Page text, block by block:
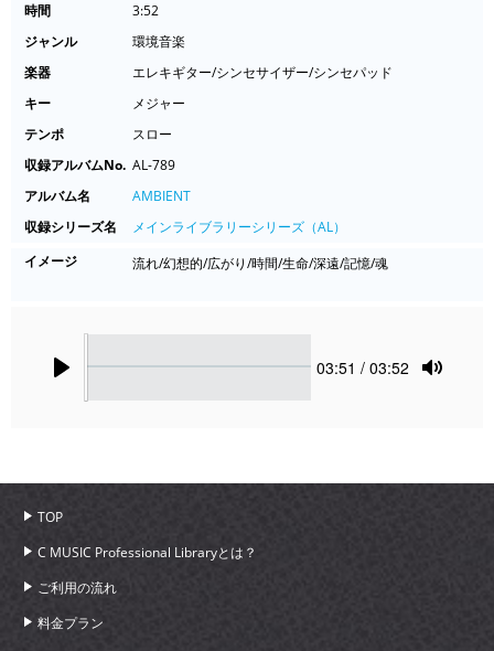
時間
3:52
ジャンル
環境音楽
楽器
エレキギター/シンセサイザー/シンセパッド
キー
メジャー
テンポ
スロー
収録アルバムNo. AL-789
アルバム名
AMBIENT
収録シリーズ名
メインライブラリーシリーズ（AL）
イメージ
流れ/幻想的/広がり/時間/生命/深遠/記憶/魂
Current
03:51 / 03:52
TOP
C MUSIC Professional Libraryとは？
ご利用の流れ
料金プラン